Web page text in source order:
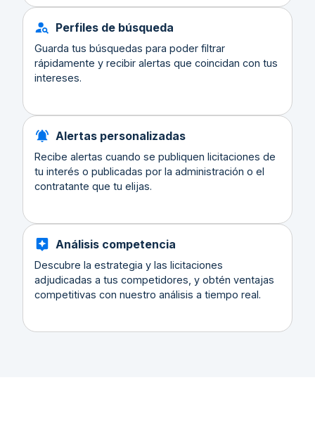
Perfiles de búsqueda
Guarda tus búsquedas para poder filtrar
rápidamente y recibir alertas que coincidan con tus
intereses.
Alertas personalizadas
Recibe alertas cuando se publiquen licitaciones de
tu interés o publicadas por la administración o el
contratante que tu elijas.
Análisis competencia
Descubre la estrategia y las licitaciones
adjudicadas a tus competidores, y obtén ventajas
competitivas con nuestro análisis a tiempo real.